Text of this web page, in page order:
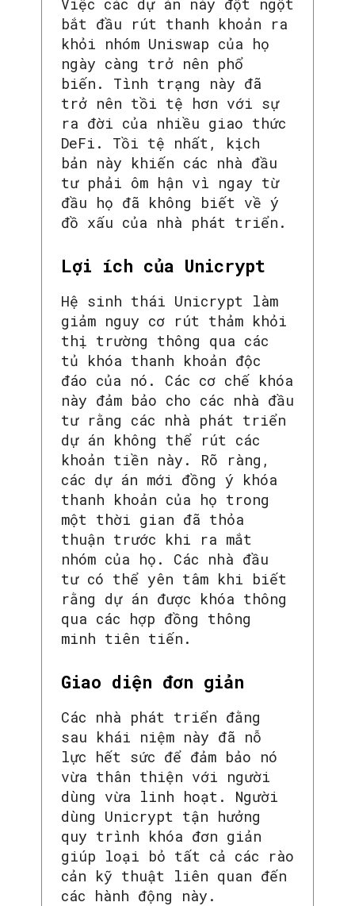
Việc các dự án này đột ngột
bắt đầu rút thanh khoản ra
khỏi nhóm Uniswap của họ
ngày càng trở nên phổ
biến. Tình trạng này đã
trở nên tồi tệ hơn với sự
ra đời của nhiều giao thức
DeFi. Tồi tệ nhất, kịch
bản này khiến các nhà đầu
tư phải ôm hận vì ngay từ
đầu họ đã không biết về ý
đồ xấu của nhà phát triển.
Lợi ích của Unicrypt
Hệ sinh thái Unicrypt làm
giảm nguy cơ rút thảm khỏi
thị trường thông qua các
tủ khóa thanh khoản độc
đáo của nó. Các cơ chế khóa
này đảm bảo cho các nhà đầu
tư rằng các nhà phát triển
dự án không thể rút các
khoản tiền này. Rõ ràng,
các dự án mới đồng ý khóa
thanh khoản của họ trong
một thời gian đã thỏa
thuận trước khi ra mắt
nhóm của họ. Các nhà đầu
tư có thể yên tâm khi biết
rằng dự án được khóa thông
qua các hợp đồng thông
minh tiên tiến.
Giao diện đơn giản
Các nhà phát triển đằng
sau khái niệm này đã nỗ
lực hết sức để đảm bảo nó
vừa thân thiện với người
dùng vừa linh hoạt. Người
dùng Unicrypt tận hưởng
quy trình khóa đơn giản
giúp loại bỏ tất cả các rào
cản kỹ thuật liên quan đến
các hành động này.